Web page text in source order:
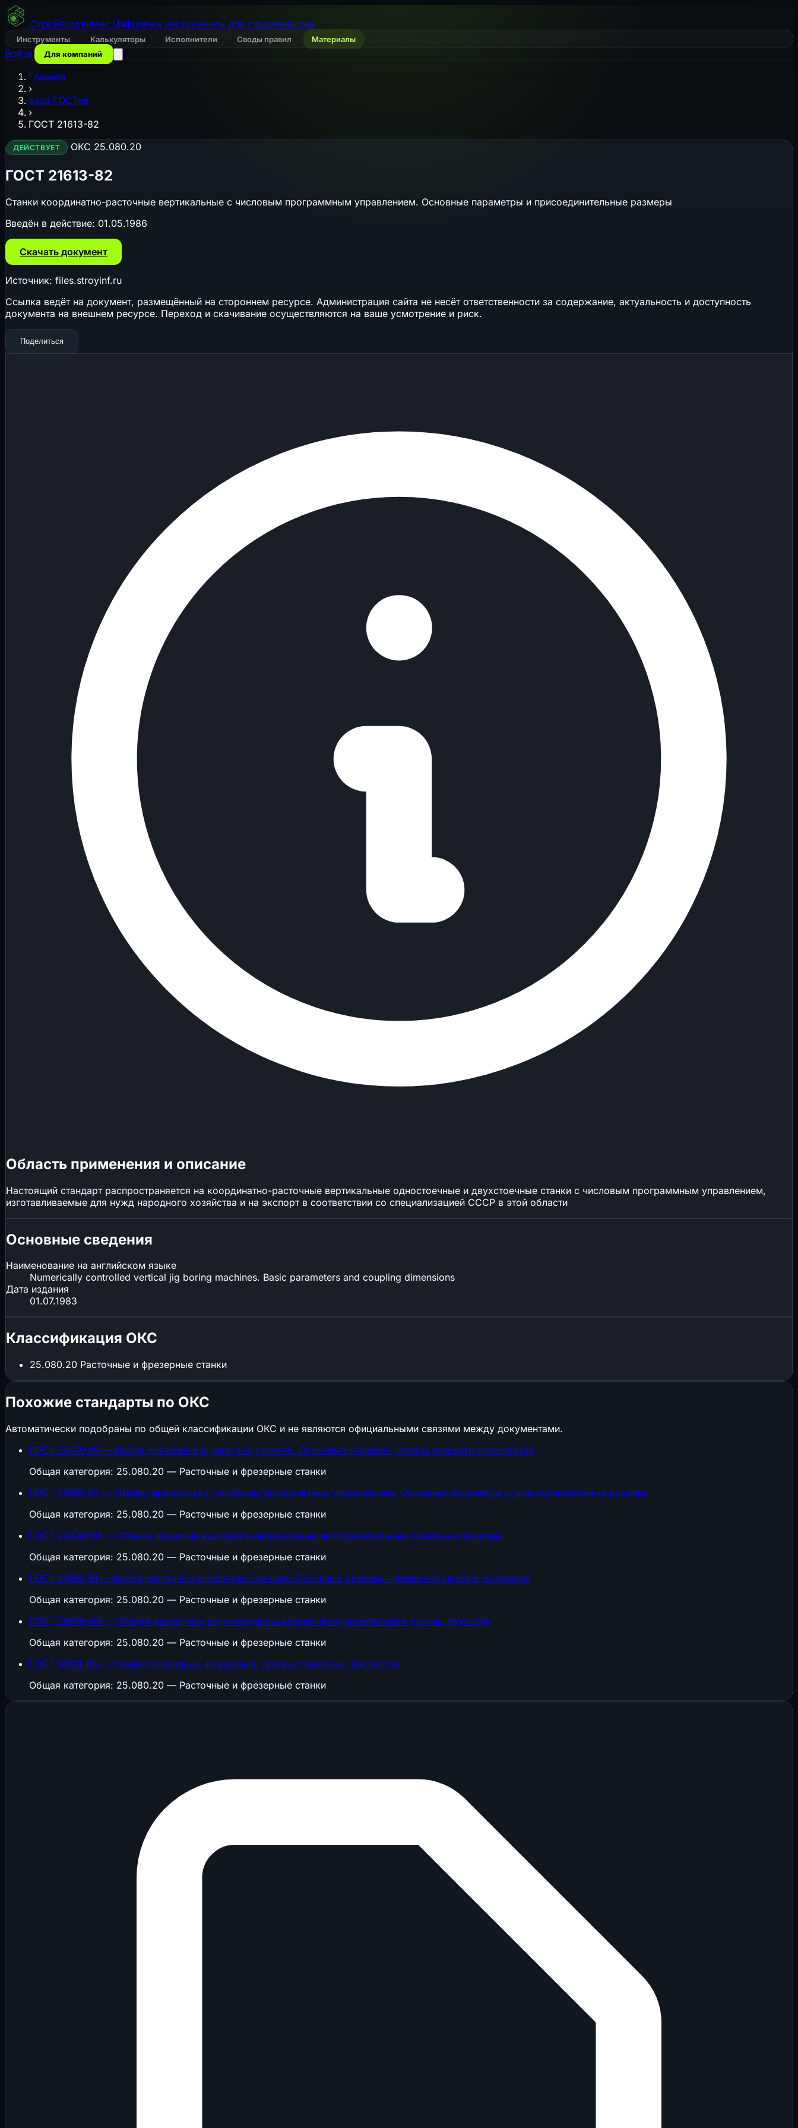
СтройКомплаенс Цифровые инструменты для строительства
Инструменты Калькуляторы Исполнители Своды правил Материалы
Войти Для компаний
Главная
›
База ГОСТов
›
ГОСТ 21613-82
ДЕЙСТВУЕТ ОКС 25.080.20
ГОСТ 21613-82
Станки координатно-расточные вертикальные с числовым программным управлением. Основные параметры и присоединительные размеры
Введён в действие: 01.05.1986
Скачать документ
Источник: files.stroyinf.ru
Ссылка ведёт на документ, размещённый на стороннем ресурсе. Администрация сайта не несёт ответственности за содержание, актуальность и доступность
документа на внешнем ресурсе. Переход и скачивание осуществляются на ваше усмотрение и риск.
Поделиться
Область применения и описание
Настоящий стандарт распространяется на координатно-расточные вертикальные одностоечные и двухстоечные станки с числовым программным управлением,
изготавливаемые для нужд народного хозяйства и на экспорт в соответствии со специализацией СССР в этой области
Основные сведения
Наименование на английском языке
Numerically controlled vertical jig boring machines. Basic parameters and coupling dimensions
Дата издания
01.07.1983
Классификация ОКС
25.080.20 Расточные и фрезерные станки
Похожие стандарты по ОКС
Автоматически подобраны по общей классификации ОКС и не являются официальными связями между документами.
ГОСТ 22410-91 — Бабки фрезерные агрегатных станков. Основные размеры. Нормы точности и жесткости
Общая категория: 25.080.20 — Расточные и фрезерные станки
ГОСТ 21610-82 — Станки фрезерные с числовым программным управлением. Основные параметры и присоединительные размеры
Общая категория: 25.080.20 — Расточные и фрезерные станки
ГОСТ 23330-85 — Станки фрезерные широкоуниверсальные инструментальные. Основные размеры
Общая категория: 25.080.20 — Расточные и фрезерные станки
ГОСТ 21186-91 — Бабки расточные агрегатных станков. Основные размеры. Нормы точности и жесткости
Общая категория: 25.080.20 — Расточные и фрезерные станки
ГОСТ 26016-83 — Станки фрезерные широкоуниверсальные инструментальные. Нормы точности
Общая категория: 25.080.20 — Расточные и фрезерные станки
ГОСТ 18101-85 — Станки продольно-фрезерные. Нормы точности и жесткости
Общая категория: 25.080.20 — Расточные и фрезерные станки